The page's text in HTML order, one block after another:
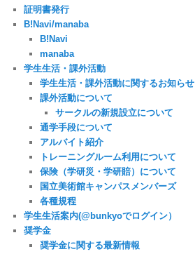
証明書発行
B!Navi/manaba
B!Navi
manaba
学生生活・課外活動
学生生活・課外活動に関するお知らせ
課外活動について
サークルの新規設立について
通学手段について
アルバイト紹介
トレーニングルーム利用について
保険（学研災・学研賠）について
国立美術館キャンパスメンバーズ
各種規程
学生生活案内(@bunkyoでログイン）
奨学金
奨学金に関する最新情報